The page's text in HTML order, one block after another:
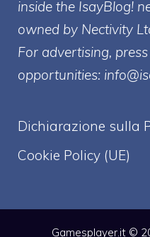
inside the IsayBlog!
owned by Nectivity
For advertising,
opportunities:
Dichiarazione sulla
Cookie Policy (UE)
Gamesplayer.it ©